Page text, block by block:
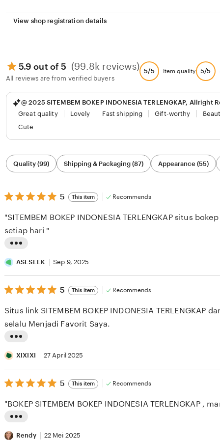
View shop registration details
5.9 out of 5 (99.8k reviews)
All reviews are from verified buyers
5/5 Item quality 5/5
@ 2025 SITEMBEM BOKEP INDONESIA TERLENGKAP, Allright
Great quality
Lovely Fast shipping Gift-worthy
Cute
Filter
by
category
Quality (99) Shipping & Packaging (87) Appearance (55)
5
out
5
stars
5 This item Recommends
i
s
t
n
g
e
v
i
w
y
"SITEMBEM BOKEP INDONESIA TERLENGKAP situs
setiap hari "
ASESEEK Sep 9, 2025
5
out
5
stars
5 This item Recommends
i
s
t
n
r
Situs link SITEMBEM BOKEP INDONESIA TERLENGKAP
selalu Menjadi Favorit Saya.
XIXIXI 27 April 2025
5
out
5
stars
5 This item Recommends
i
"BOKEP SITEMBEM BOKEP INDONESIA TERLENGKAP ,
Rendy 22 Mei 2025